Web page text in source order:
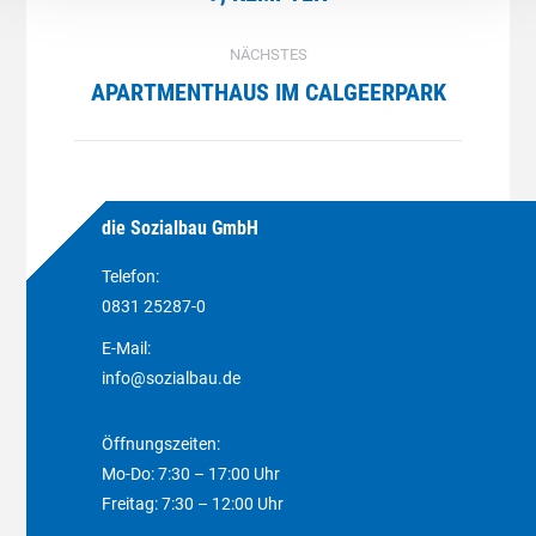
NÄCHSTES
Next
APARTMENTHAUS IM CALGEERPARK
die Sozialbau GmbH
Telefon:
0831 25287-0
E-Mail:
info@sozialbau.de
Öffnungszeiten:
Mo-Do: 7:30 – 17:00 Uhr
Freitag: 7:30 – 12:00 Uhr